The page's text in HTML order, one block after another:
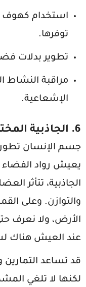
استخدام كهوف
توفرها.
تطوير بدلات
مراقبة
الإشعاعية.
6. الجاذبية المختلفة تؤثر على جسم الإنسان
جسم الإنسان
يعيش رواد
الجاذبية، تتأثر
والتوازن. وعلى
الأرض، ولا نعرف
عند العيش هناك
قد تساعد التمارين
لكنها لا تلغي